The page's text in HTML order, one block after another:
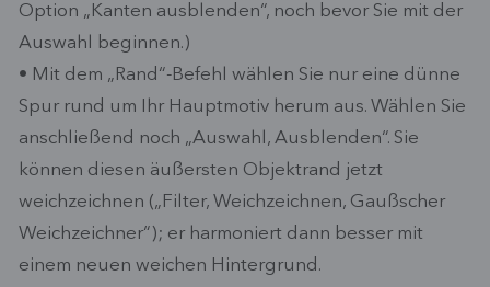
Option „Kanten ausblenden“, noch bevor Sie mit der
Auswahl beginnen.)
• Mit dem „Rand“-Befehl wählen Sie nur eine dünne
Spur rund um Ihr Hauptmotiv herum aus. Wählen Sie
anschließend noch „Auswahl, Ausblenden“. Sie
können diesen äußersten Objektrand jetzt
weichzeichnen („Filter, Weichzeichnen, Gaußscher
Weichzeichner“); er harmoniert dann besser mit
einem neuen weichen Hintergrund.